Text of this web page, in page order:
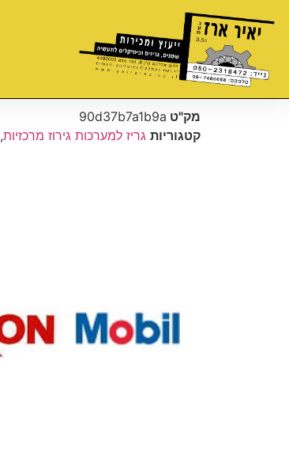
מק"ט 90d37b7a1b9a
קטגוריות גריז למערכות גירוז מרכזיות,